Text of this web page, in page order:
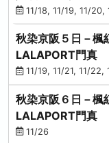
11/18, 11/19, 11/20,
秋染京阪５日－楓
LALAPORT門真
11/19, 11/21, 11/22,
秋染京阪６日－楓
LALAPORT門真
11/26